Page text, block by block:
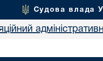
Судова влада